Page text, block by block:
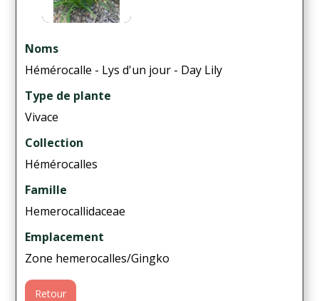
Noms
Hémérocalle - Lys d'un jour - Day Lily
Type de plante
Vivace
Collection
Hémérocalles
Famille
Hemerocallidaceae
Emplacement
Zone hemerocalles/Gingko
Retour